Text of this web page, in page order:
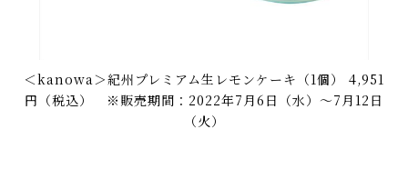
＜kanowa＞紀州プレミアム生レモンケーキ（1個） 4,951
円（税込） ※販売期間：2022年7月6日（水）～7月12日
（火）